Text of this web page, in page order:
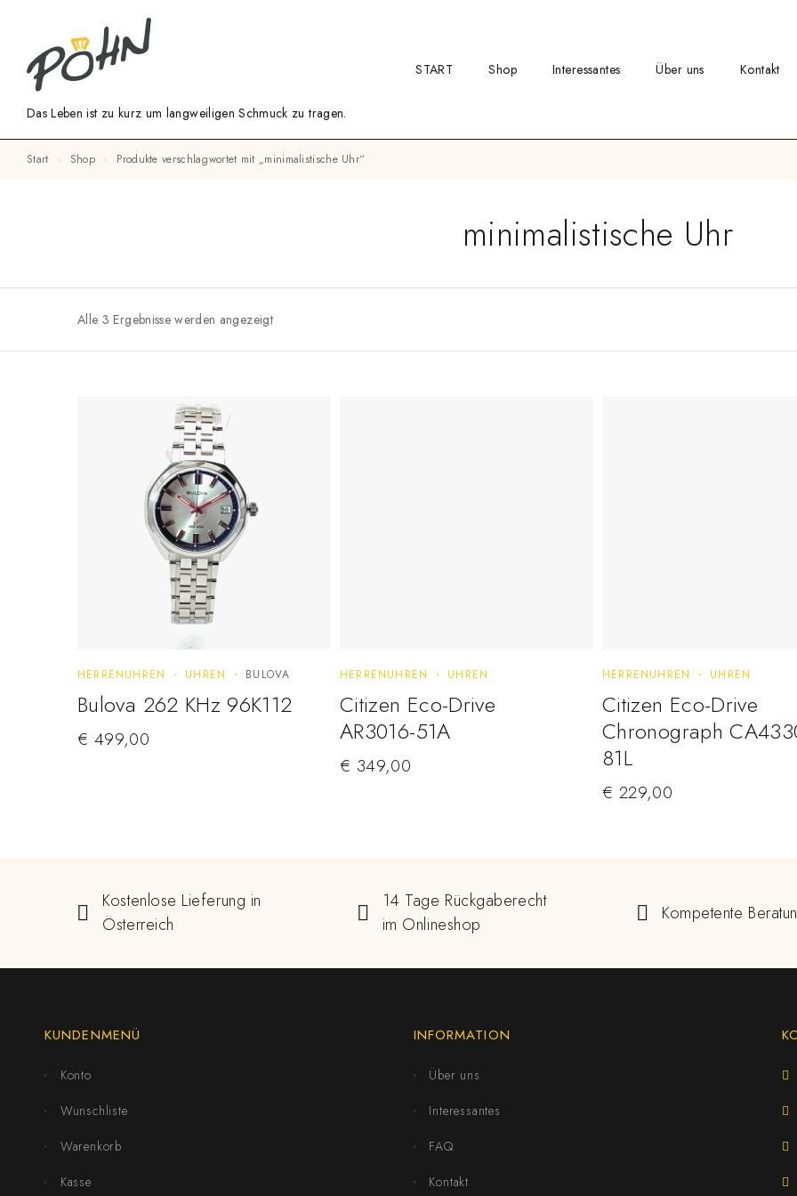
Das Leben ist zu kurz um langweiligen Schmuck zu tragen.
START Shop Interessantes Über uns Kontakt
Start Shop Produkte verschlagwortet mit „minimalistische Uhr“
minimalistische Uhr
Alle 3 Ergebnisse werden angezeigt
HERRENUHREN UHREN BULOVA
Bulova 262 KHz 96K112
€ 499,00
HERRENUHREN UHREN
Citizen Eco-Drive
AR3016-51A
€ 349,00
HERRENUHREN UHREN
Citizen Eco-Drive
Chronograph
81L
€ 229,00
Kostenlose Lieferung in
Österreich
14 Tage Rückgaberecht
im Onlineshop
Kompetente
KUNDENMENÜ
Konto
Wunschliste
Warenkorb
Kasse
INFORMATION
Über uns
Interessantes
FAQ
Kontakt